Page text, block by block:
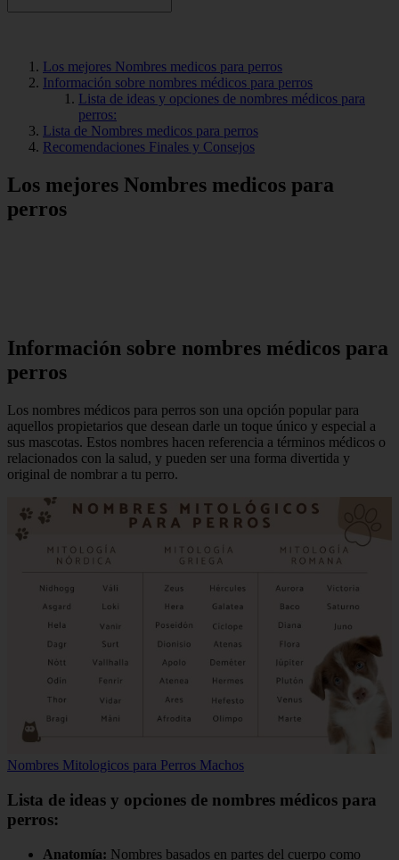
Los mejores Nombres medicos para perros
Información sobre nombres médicos para perros
Lista de ideas y opciones de nombres médicos para
perros:
Lista de Nombres medicos para perros
Recomendaciones Finales y Consejos
Los mejores Nombres medicos para
perros
Información sobre nombres médicos para
perros
Los nombres médicos para perros son una opción popular para
aquellos propietarios que desean darle un toque único y especial a
sus mascotas. Estos nombres hacen referencia a términos médicos o
relacionados con la salud, y pueden ser una forma divertida y
original de nombrar a tu perro.
Nombres Mitologicos para Perros Machos
Lista de ideas y opciones de nombres médicos para
perros:
Anatomía: Nombres basados en partes del cuerpo como